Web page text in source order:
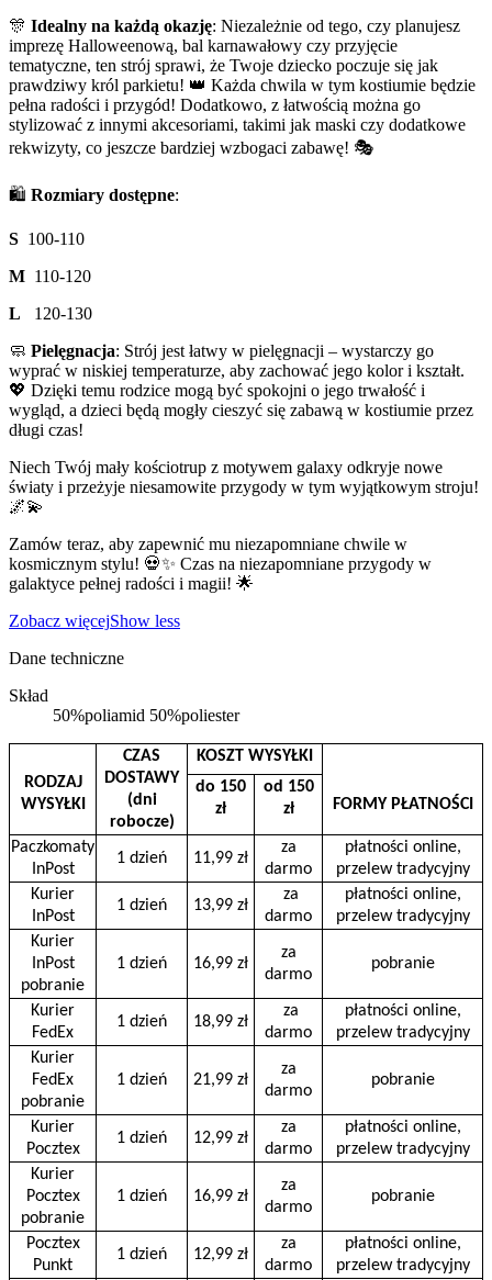
🎊 Idealny na każdą okazję: Niezależnie od tego, czy planujesz
imprezę Halloweenową, bal karnawałowy czy przyjęcie
tematyczne, ten strój sprawi, że Twoje dziecko poczuje się jak
prawdziwy król parkietu! 👑 Każda chwila w tym kostiumie będzie
pełna radości i przygód! Dodatkowo, z łatwością można go
stylizować z innymi akcesoriami, takimi jak maski czy dodatkowe
rekwizyty, co jeszcze bardziej wzbogaci zabawę! 🎭
🛍️ Rozmiary dostępne:
S 100-110
M 110-120
L 120-130
🧼 Pielęgnacja: Strój jest łatwy w pielęgnacji – wystarczy go
wyprać w niskiej temperaturze, aby zachować jego kolor i kształt.
💖 Dzięki temu rodzice mogą być spokojni o jego trwałość i
wygląd, a dzieci będą mogły cieszyć się zabawą w kostiumie przez
długi czas!
Niech Twój mały kościotrup z motywem galaxy odkryje nowe
światy i przeżyje niesamowite przygody w tym wyjątkowym stroju!
🌌💫
Zamów teraz, aby zapewnić mu niezapomniane chwile w
kosmicznym stylu! 💀✨ Czas na niezapomniane przygody w
galaktyce pełnej radości i magii! 🌟
Zobacz więcejShow less
Dane techniczne
Skład
50%poliamid 50%poliester
RODZAJ
WYSYŁKI
CZAS
DOSTAWY
(dni
robocze)
KOSZT WYSYŁKI
FORMY PŁATNOŚCI
do 150
zł
od 150
zł
Paczkomaty
InPost
1 dzień 11,99 zł
za
darmo
płatności online,
przelew tradycyjny
Kurier
InPost
1 dzień 13,99 zł
za
darmo
płatności online,
przelew tradycyjny
Kurier
InPost
pobranie
1 dzień 16,99 zł
za
darmo
pobranie
Kurier
FedEx
1 dzień 18,99 zł
za
darmo
płatności online,
przelew tradycyjny
Kurier
FedEx
pobranie
1 dzień 21,99 zł
za
darmo
pobranie
Kurier
Pocztex
1 dzień 12,99 zł
za
darmo
płatności online,
przelew tradycyjny
Kurier
Pocztex
pobranie
1 dzień 16,99 zł
za
darmo
pobranie
Pocztex
Punkt
1 dzień 12,99 zł
za
darmo
płatności online,
przelew tradycyjny